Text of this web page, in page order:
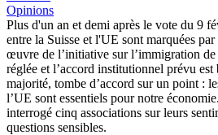
Opinions
Plus d'un an et demi après le vote du 9
entre la Suisse et l'UE sont marquées
œuvre de l’initiative sur l’immigration de
réglée et l’accord institutionnel prévu est
majorité, tombe d’accord sur un point :
l’UE sont essentiels pour notre économie.
interrogé cinq associations sur leurs
questions sensibles.